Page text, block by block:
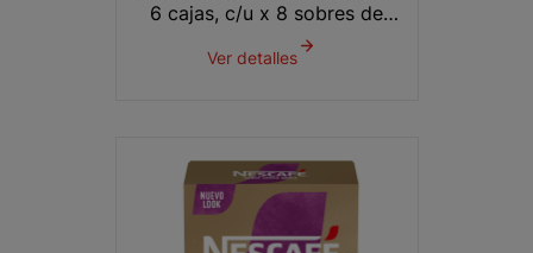
6 cajas, c/u x 8 sobres de
Ver detalles